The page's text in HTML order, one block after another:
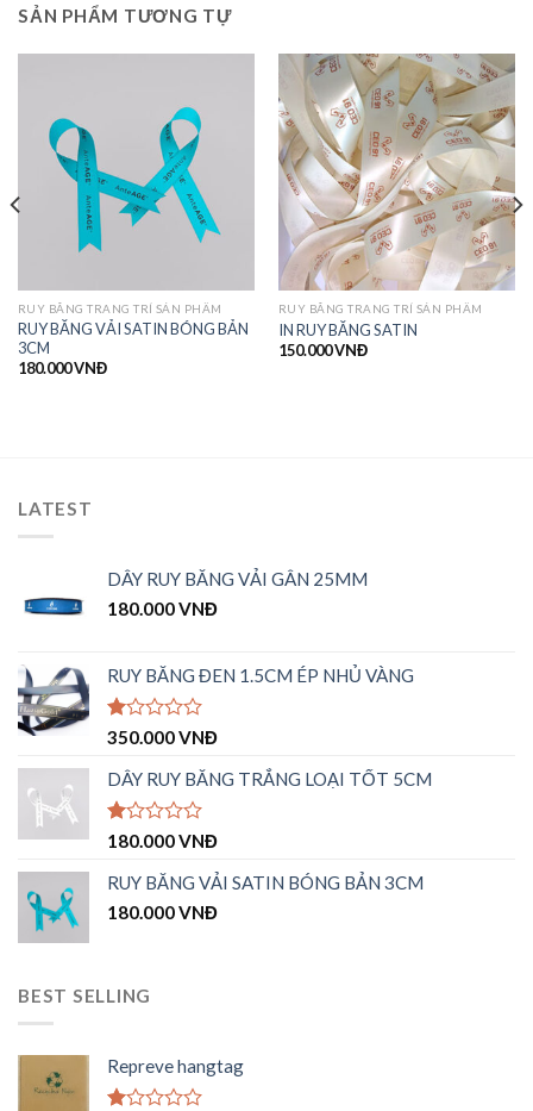
SẢN PHẨM TƯƠNG TỰ
RUY BĂNG TRANG TRÍ SẢN PHẨM
RUY BĂNG VẢI SATIN BÓNG BẢN
3CM
180.000VNĐ
RUY BĂNG TRANG TRÍ SẢN PHẨM
IN RUY BĂNG SATIN
150.000VNĐ
LATEST
DÂY RUY BĂNG VẢI GÂN 25MM
180.000VNĐ
RUY BĂNG ĐEN 1.5CM ÉP NHỦ VÀNG
Được
hạng
1.00
5
350.000VNĐ
DÂY RUY BĂNG TRẮNG LOẠI TỐT 5CM
Được
hạng
1.00
5
180.000VNĐ
RUY BĂNG VẢI SATIN BÓNG BẢN 3CM
180.000VNĐ
BEST SELLING
Repreve hangtag